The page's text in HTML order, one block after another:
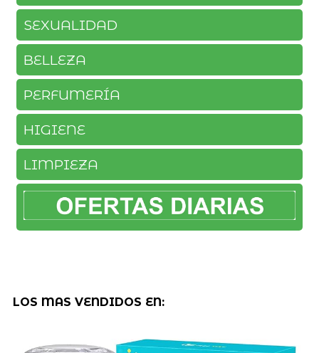
SEXUALIDAD
BELLEZA
PERFUMERÍA
HIGIENE
LIMPIEZA
LOS MAS VENDIDOS EN: